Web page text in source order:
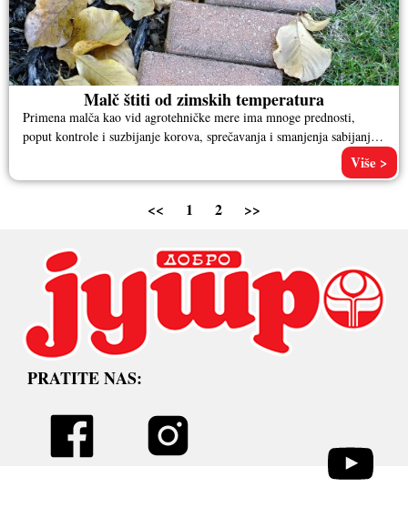
Malč štiti od zimskih temperatura
Primena malča kao vid agrotehničke mere ima mnoge prednosti,
poput kontrole i suzbijanje korova, sprečavanja i smanjenja sabijanja
Više >
<< 1 2 >>
PRATITE NAS: